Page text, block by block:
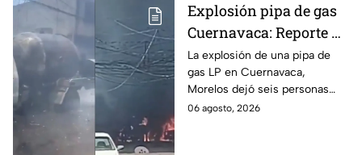
Explosión pipa de gas
Cuernavaca: Reporte de
víctimas tras estallido
en Morelos
La explosión de una pipa de
gas LP en Cuernavaca,
Morelos dejó seis personas
hospitalizadas. IMSS informó
06 agosto, 2026